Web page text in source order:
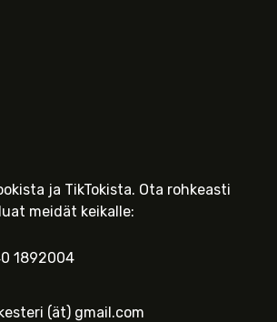
ja TikTokista. Ota rohkeasti
meidät keikalle:
1892004
(ät) gmail.com